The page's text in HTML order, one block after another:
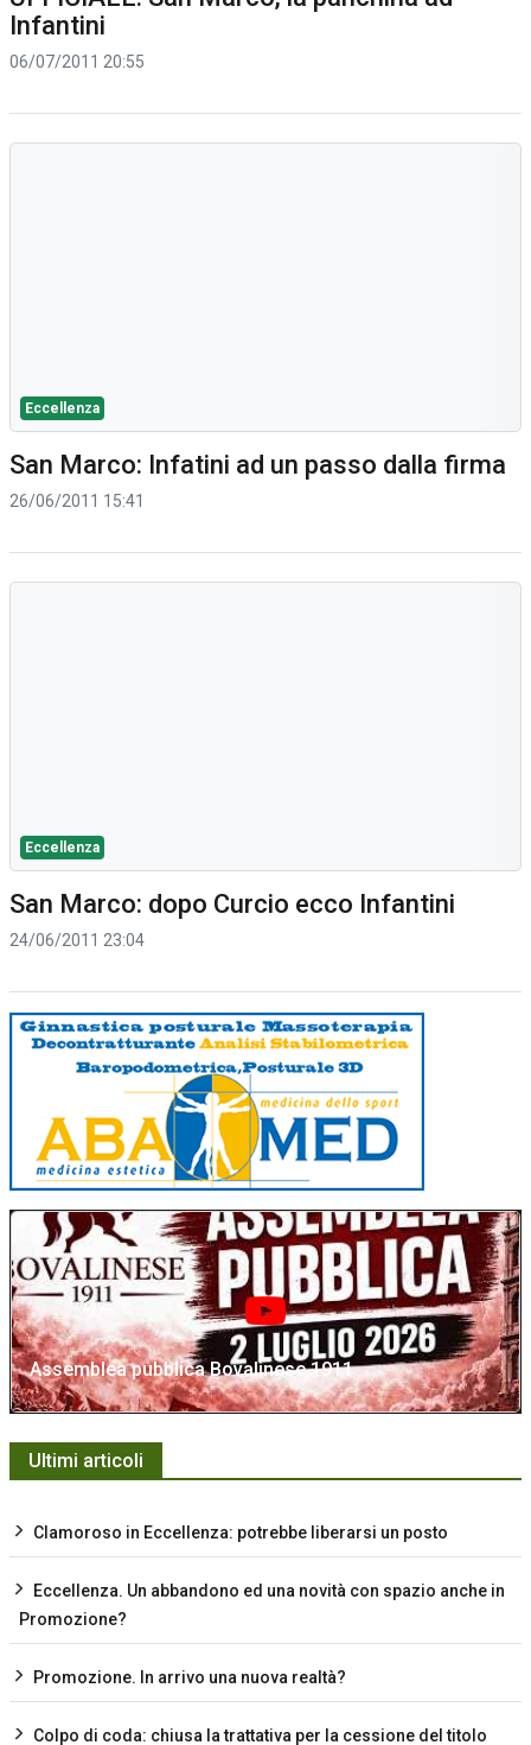
Infantini
06/07/2011 20:55
Eccellenza
San Marco: Infatini ad un passo dalla firma
26/06/2011 15:41
Eccellenza
San Marco: dopo Curcio ecco Infantini
24/06/2011 23:04
Assemblea pubblica Bovalinese 1911
Ultimi articoli
Clamoroso in Eccellenza: potrebbe liberarsi un posto
Eccellenza. Un abbandono ed una novità con spazio anche in
Promozione?
Promozione. In arrivo una nuova realtà?
Colpo di coda: chiusa la trattativa per la cessione del titolo